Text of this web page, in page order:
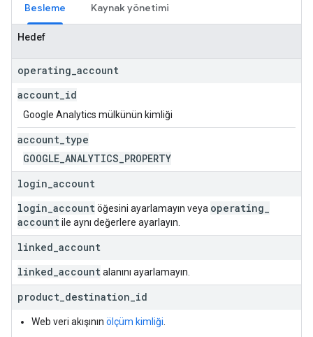
Besleme Kaynak yönetimi
Hedef
operating account
account id
Google Analytics mülkünün kimliği
account type
GOOGLE ANALYTICS PROPERTY
login account
login accountöğesini ayarlamayın veya operating
accountile aynı değerlere ayarlayın.
linked account
linked accountalanını ayarlamayın.
product destination id
Web veri akışının ölçüm kimliği